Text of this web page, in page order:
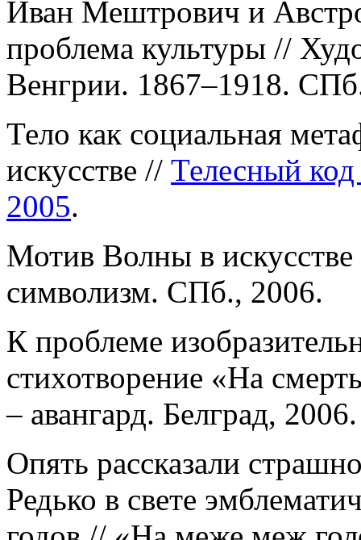
Иван Мештрович и
проблема культуры //
Венгрии. 1867–1918.
Тело как социальная
искусстве // Телесный
2005.
Мотив Волны в
символизм. СПб., 2006.
К проблеме
стихотворение «На
– авангард. Белград, 2006.
Опять рассказали
Редько в свете